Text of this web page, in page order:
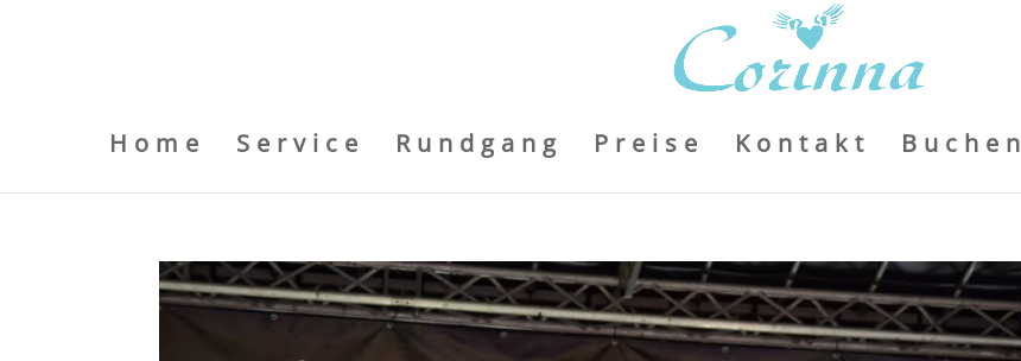
Home Service Rundgang Preise Kontakt Buchen